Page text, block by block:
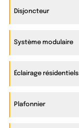
Disjoncteur
Système modulaire
Éclairage résidentiels
Plafonnier